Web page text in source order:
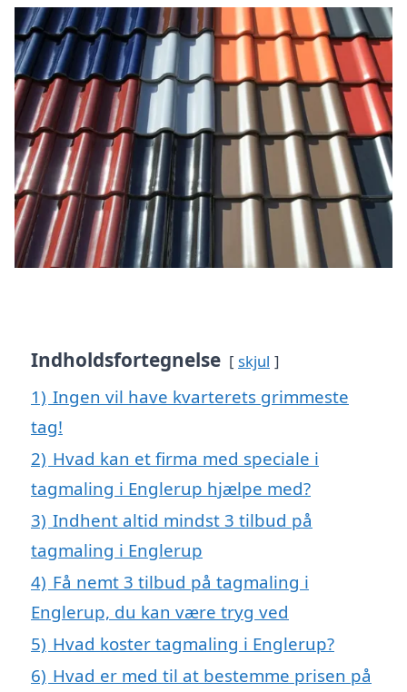
Indholdsfortegnelse skjul
1) Ingen vil have kvarterets grimmeste
tag!
2) Hvad kan et firma med speciale i
tagmaling i Englerup hjælpe med?
3) Indhent altid mindst 3 tilbud på
tagmaling i Englerup
4) Få nemt 3 tilbud på tagmaling i
Englerup, du kan være tryg ved
5) Hvad koster tagmaling i Englerup?
6) Hvad er med til at bestemme prisen på